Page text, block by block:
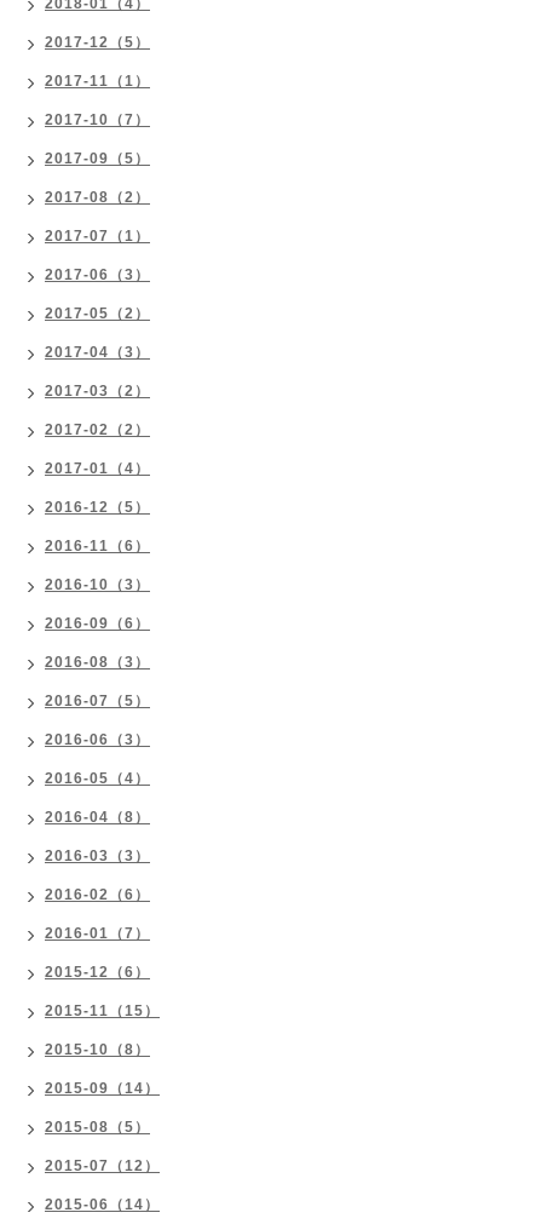
2018-01（4）
2017-12（5）
2017-11（1）
2017-10（7）
2017-09（5）
2017-08（2）
2017-07（1）
2017-06（3）
2017-05（2）
2017-04（3）
2017-03（2）
2017-02（2）
2017-01（4）
2016-12（5）
2016-11（6）
2016-10（3）
2016-09（6）
2016-08（3）
2016-07（5）
2016-06（3）
2016-05（4）
2016-04（8）
2016-03（3）
2016-02（6）
2016-01（7）
2015-12（6）
2015-11（15）
2015-10（8）
2015-09（14）
2015-08（5）
2015-07（12）
2015-06（14）